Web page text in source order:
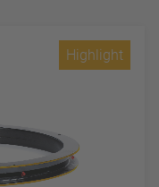
Highlight